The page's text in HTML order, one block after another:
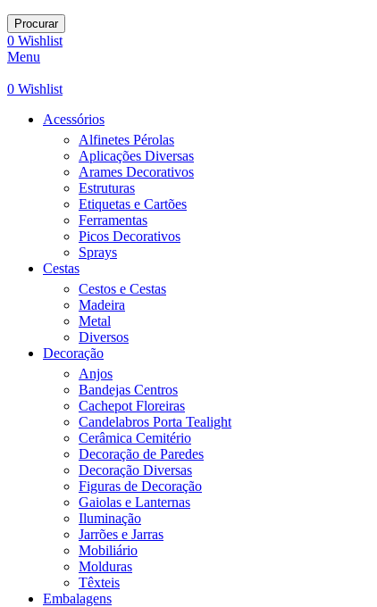
Procurar
0 Wishlist
Menu
0 Wishlist
Acessórios
Alfinetes Pérolas
Aplicações Diversas
Arames Decorativos
Estruturas
Etiquetas e Cartões
Ferramentas
Picos Decorativos
Sprays
Cestas
Cestos e Cestas
Madeira
Metal
Diversos
Decoração
Anjos
Bandejas Centros
Cachepot Floreiras
Candelabros Porta Tealight
Cerâmica Cemitério
Decoração de Paredes
Decoração Diversas
Figuras de Decoração
Gaiolas e Lanternas
Iluminação
Jarrões e Jarras
Mobiliário
Molduras
Têxteis
Embalagens